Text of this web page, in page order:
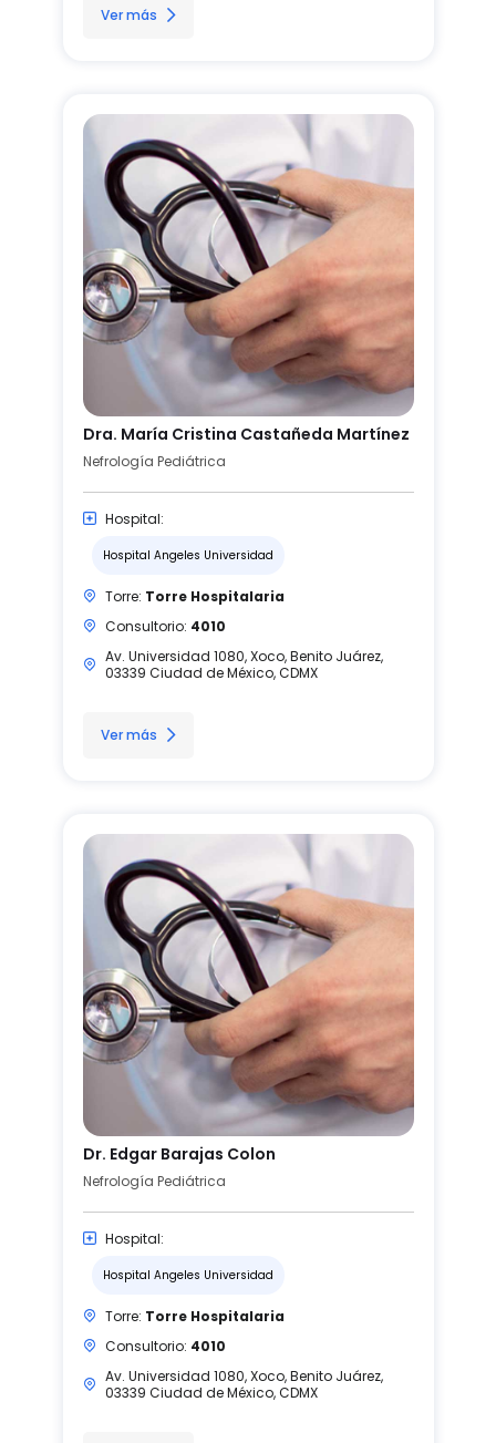
Ver más
Dra. María Cristina Castañeda Martínez
Nefrología Pediátrica
Hospital:
Hospital Angeles Universidad
Torre: Torre Hospitalaria
Consultorio: 4010
Av. Universidad 1080, Xoco, Benito Juárez,
03339 Ciudad de México, CDMX
Ver más
Dr. Edgar Barajas Colon
Nefrología Pediátrica
Hospital:
Hospital Angeles Universidad
Torre: Torre Hospitalaria
Consultorio: 4010
Av. Universidad 1080, Xoco, Benito Juárez,
03339 Ciudad de México, CDMX